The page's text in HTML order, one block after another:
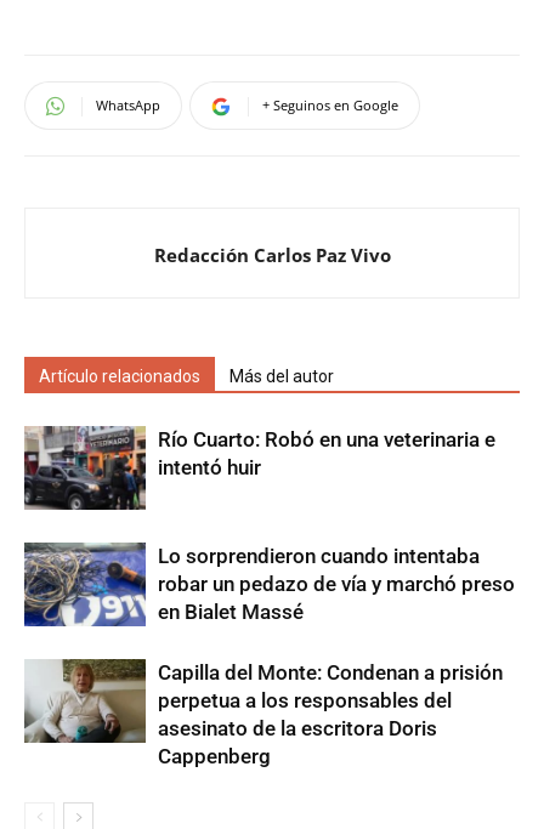
WhatsApp + Seguinos en Google
Redacción Carlos Paz Vivo
Artículo relacionados Más del autor
Río Cuarto: Robó en una veterinaria e
intentó huir
Lo sorprendieron cuando intentaba
robar un pedazo de vía y marchó preso
en Bialet Massé
Capilla del Monte: Condenan a prisión
perpetua a los responsables del
asesinato de la escritora Doris
Cappenberg